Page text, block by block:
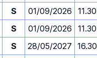
S 01/09/2026 11.30
S 01/09/2026 11.30
S 28/05/2027 16.30